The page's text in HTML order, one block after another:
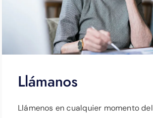
Llámanos
Llámenos en cualquier momento del